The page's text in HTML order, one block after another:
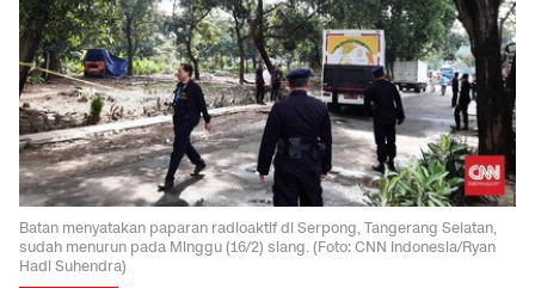
Batan menyatakan paparan radioaktif di Serpong, Tangerang Selatan,
sudah menurun pada Minggu (16/2) siang. (Foto: CNN Indonesia/Ryan
Hadi Suhendra)